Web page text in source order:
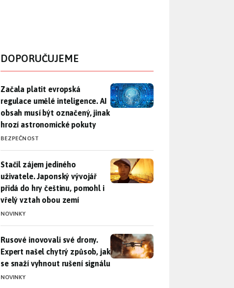
DOPORUČUJEME
Začala platit evropská regulace umělé inteligence. AI obsah
Začala platit evropská
regulace umělé inteligence. AI
obsah musí být označený, jinak
hrozí astronomické pokuty
BEZPEČNOST
Stačil zájem jediného uživatele. Japonský vývojář přidá do hry
Stačil zájem jediného
uživatele. Japonský vývojář
přidá do hry češtinu, pomohl i
vřelý vztah obou zemí
NOVINKY
Rusové inovovali své drony. Expert našel chytrý způsob, jak se
Rusové inovovali své drony.
Expert našel chytrý způsob, jak
se snaží vyhnout rušení signálu
NOVINKY